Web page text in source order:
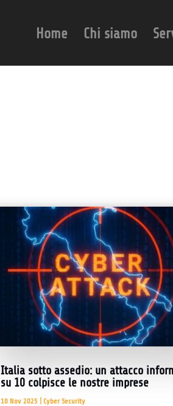
Home Chi siamo
Italia sotto assedio: un attacco
su 10 colpisce le nostre imprese
10 Nov 2025 Cyber Security